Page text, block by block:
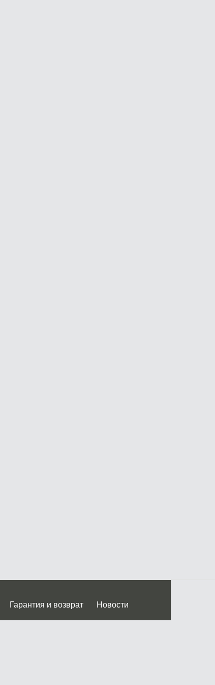
Гарантия и возврат Новости